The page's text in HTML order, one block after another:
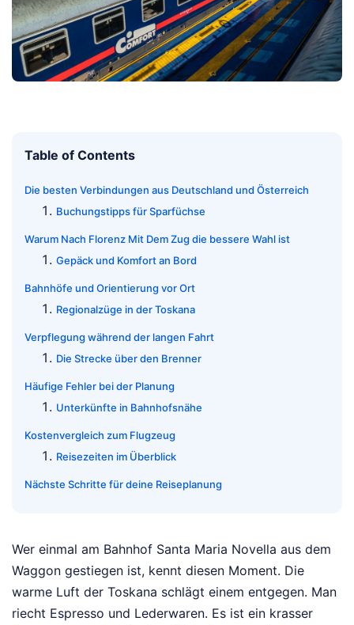
Table of Contents
Die besten Verbindungen aus Deutschland und Österreich
Buchungstipps für Sparfüchse
Warum Nach Florenz Mit Dem Zug die bessere Wahl ist
Gepäck und Komfort an Bord
Bahnhöfe und Orientierung vor Ort
Regionalzüge in der Toskana
Verpflegung während der langen Fahrt
Die Strecke über den Brenner
Häufige Fehler bei der Planung
Unterkünfte in Bahnhofsnähe
Kostenvergleich zum Flugzeug
Reisezeiten im Überblick
Nächste Schritte für deine Reiseplanung
Wer einmal am Bahnhof Santa Maria Novella aus dem
Waggon gestiegen ist, kennt diesen Moment. Die
warme Luft der Toskana schlägt einem entgegen. Man
riecht Espresso und Lederwaren. Es ist ein krasser